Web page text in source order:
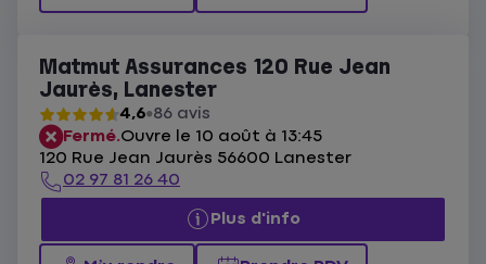
Matmut Assurances 120 Rue Jean
Jaurès, Lanester
4,6 86 avis
Fermé.Ouvre le 10 août à 13:45
120 Rue Jean Jaurès 56600 Lanester
02 97 81 26 40
Plus d'info